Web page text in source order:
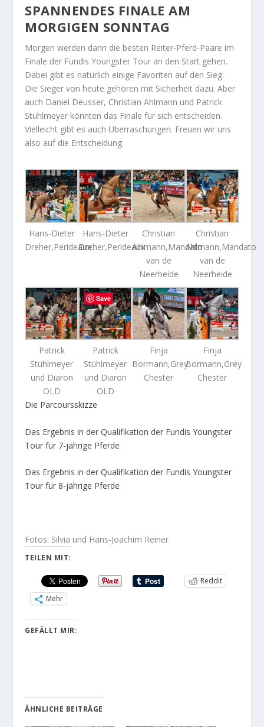
SPANNENDES FINALE AM
MORGIGEN SONNTAG
Morgen werden dann die besten Reiter-Pferd-Paare im
Finale der Fundis Youngster Tour an den Start gehen.
Dabei gibt es natürlich einige Favoriten auf den Sieg.
Die Sieger von heute gehören mit Sicherheit dazu. Aber
auch Daniel Deusser, Christian Ahlmann und Patrick
Stühlmeyer könnten das Finale für sich entscheiden.
Vielleicht gibt es auch Überraschungen. Freuen wir uns
also auf die Entscheidung.
Hans-Dieter
Dreher,Perideaux
Hans-Dieter
Dreher,Perideaux
Christian
Ahlmann,Mandato
van de
Neerheide
Christian
Ahlmann,Mandato
van de
Neerheide
Patrick
Stühlmeyer
und Diaron
OLD
Patrick
Stühlmeyer
und Diaron
OLD
Finja
Bormann,Grey
Chester
Finja
Bormann,Grey
Chester
Die Parcoursskizze
Das Ergebnis in der Qualifikation der Fundis Youngster
Tour für 7-jährige Pferde
Das Ergebnis in der Qualifikation der Fundis Youngster
Tour für 8-jährige Pferde
Fotos: Silvia und Hans-Joachim Reiner
TEILEN MIT:
Reddit
Mehr
GEFÄLLT MIR:
ÄHNLICHE BEITRÄGE
Save